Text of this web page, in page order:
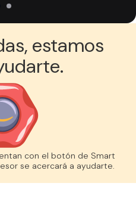
estamos
con el botón de Smart
se acercará a ayudarte.